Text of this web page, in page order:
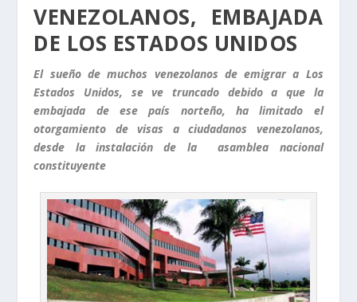
VENEZOLANOS, EMBAJADA
DE LOS ESTADOS UNIDOS
El sueño de muchos venezolanos de emigrar a Los
Estados Unidos, se ve truncado debido a que la
embajada de ese país norteño, ha limitado el
otorgamiento de visas a ciudadanos venezolanos,
desde la instalación de la asamblea nacional
constituyente